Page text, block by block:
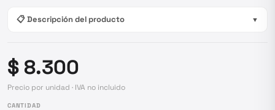
📋 Descripción del producto ▼
$ 8.300
Precio por unidad · IVA no incluido
CANTIDAD